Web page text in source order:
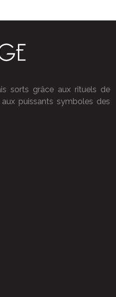
sorts grâce aux rituels de
puissants symboles des